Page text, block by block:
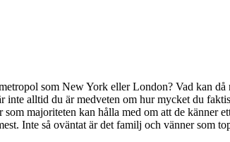
som New York eller London? Vad kan
alltid du är medveten om hur mycket du
majoriteten kan hålla med om att de känner
Inte så oväntat är det familj och vänner som